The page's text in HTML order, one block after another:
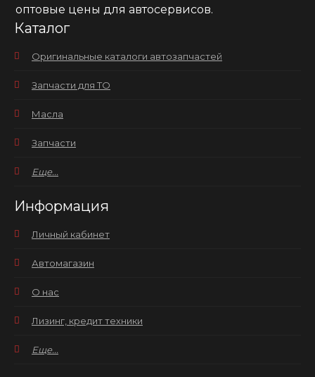
оптовые цены для автосервисов.
Каталог
Оригинальные каталоги автозапчастей
Запчасти для ТО
Масла
Запчасти
Еще...
Информация
Личный кабинет
Автомагазин
О нас
Лизинг, кредит техники
Еще...